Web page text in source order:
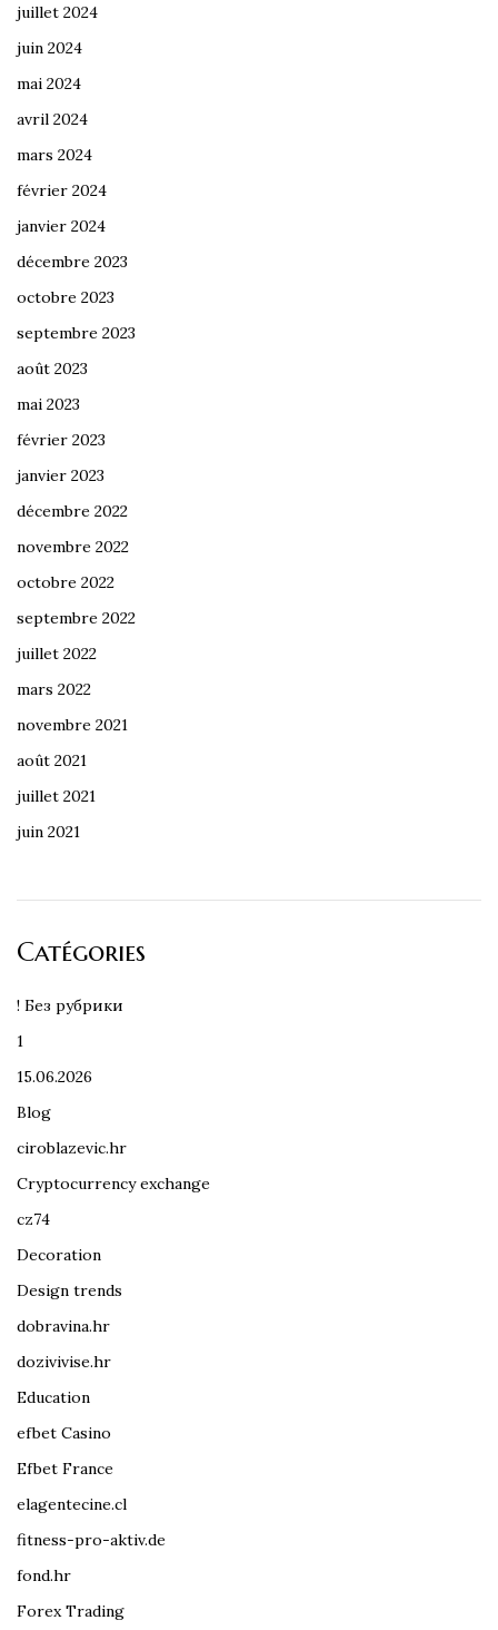
juillet 2024
juin 2024
mai 2024
avril 2024
mars 2024
février 2024
janvier 2024
décembre 2023
octobre 2023
septembre 2023
août 2023
mai 2023
février 2023
janvier 2023
décembre 2022
novembre 2022
octobre 2022
septembre 2022
juillet 2022
mars 2022
novembre 2021
août 2021
juillet 2021
juin 2021
Catégories
! Без рубрики
1
15.06.2026
Blog
ciroblazevic.hr
Cryptocurrency exchange
cz74
Decoration
Design trends
dobravina.hr
dozivivise.hr
Education
efbet Casino
Efbet France
elagentecine.cl
fitness-pro-aktiv.de
fond.hr
Forex Trading